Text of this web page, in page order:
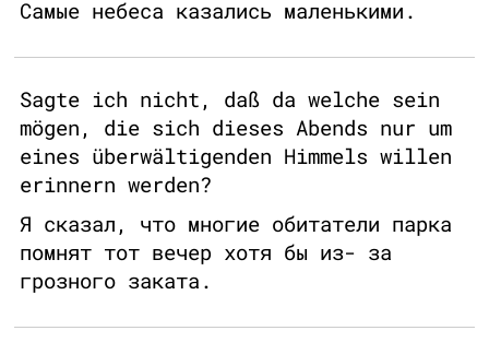
Самые небеса казались маленькими.
Sagte ich nicht, daß da welche sein
mögen, die sich dieses Abends nur um
eines überwältigenden Himmels willen
erinnern werden?
Я сказал, что многие обитатели парка
помнят тот вечер хотя бы из- за
грозного заката.